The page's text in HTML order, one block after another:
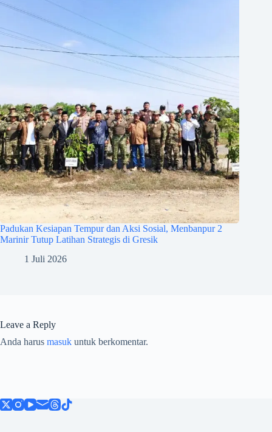
Padukan Kesiapan Tempur dan Aksi Sosial, Menbanpur 2
Marinir Tutup Latihan Strategis di Gresik
1 Juli 2026
Leave a Reply
Anda harus masuk untuk berkomentar.